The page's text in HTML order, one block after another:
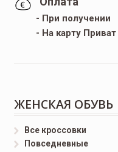
- При получении
- На карту Приват
ЖЕНСКАЯ ОБУВЬ
Все кроссовки
Повседневные